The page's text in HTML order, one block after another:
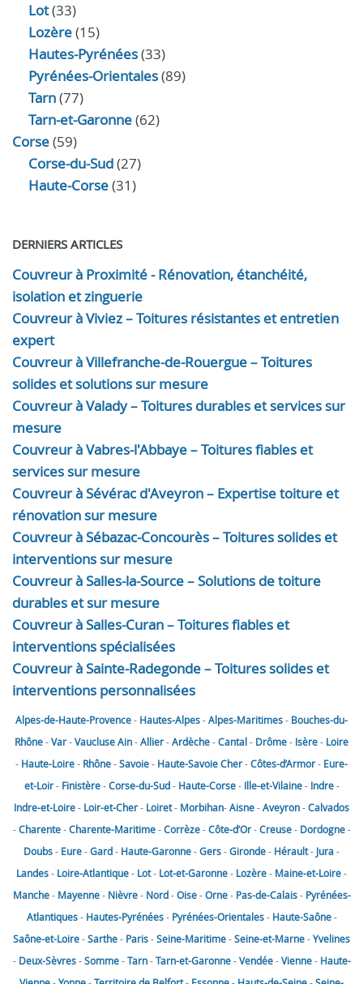
Lot(33)
Lozère(15)
Hautes-Pyrénées(33)
Pyrénées-Orientales(89)
Tarn(77)
Tarn-et-Garonne(62)
Corse(59)
Corse-du-Sud(27)
Haute-Corse(31)
DERNIERS ARTICLES
Couvreur à Proximité - Rénovation, étanchéité,
isolation et zinguerie
Couvreur à Viviez – Toitures résistantes et entretien
expert
Couvreur à Villefranche-de-Rouergue – Toitures
solides et solutions sur mesure
Couvreur à Valady – Toitures durables et services sur
mesure
Couvreur à Vabres-l'Abbaye – Toitures fiables et
services sur mesure
Couvreur à Sévérac d'Aveyron – Expertise toiture et
rénovation sur mesure
Couvreur à Sébazac-Concourès – Toitures solides et
interventions sur mesure
Couvreur à Salles-la-Source – Solutions de toiture
durables et sur mesure
Couvreur à Salles-Curan – Toitures fiables et
interventions spécialisées
Couvreur à Sainte-Radegonde – Toitures solides et
interventions personnalisées
Alpes-de-Haute-Provence- Hautes-Alpes-Alpes-Maritimes- Bouches-du-
Rhône-Var-VaucluseAin-Allier-Ardèche-Cantal- Drôme- Isère- Loire
- Haute-Loire- Rhône-Savoie- Haute-SavoieCher-Côtes-d’Armor- Eure-
et-Loir- Finistère-Corse-du-Sud- Haute-Corse- Ille-et-Vilaine- Indre-
Indre-et-Loire- Loir-et-Cher- Loiret- Morbihan-Aisne-Aveyron-Calvados
-Charente-Charente-Maritime-Corrèze-Côte-d’Or-Creuse- Dordogne-
Doubs- Eure-Gard- Haute-Garonne-Gers-Gironde- Hérault- Jura-
Landes- Loire-Atlantique- Lot- Lot-et-Garonne- Lozère- Maine-et-Loire-
Manche- Mayenne- Nièvre- Nord-Oise-Orne- Pas-de-Calais- Pyrénées-
Atlantiques- Hautes-Pyrénées- Pyrénées-Orientales- Haute-Saône-
Saône-et-Loire-Sarthe- Paris-Seine-Maritime-Seine-et-Marne-Yvelines
- Deux-Sèvres-Somme-Tarn-Tarn-et-Garonne-Vendée-Vienne- Haute-